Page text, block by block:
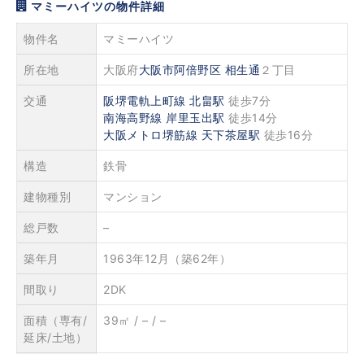
マミーハイツの物件詳細
物件名 マミーハイツ
所在地 大阪府大阪市阿倍野区 相生通 ２丁目
交通 阪堺電軌上町線 北畠駅 徒歩7分
南海高野線 岸里玉出駅 徒歩14分
大阪メトロ堺筋線 天下茶屋駅 徒歩16分
構造 鉄骨
建物種別 マンション
総戸数 –
築年月 1963年12月（築62年）
間取り 2DK
面積（専有/
延床/土地）
39㎡ / – / –